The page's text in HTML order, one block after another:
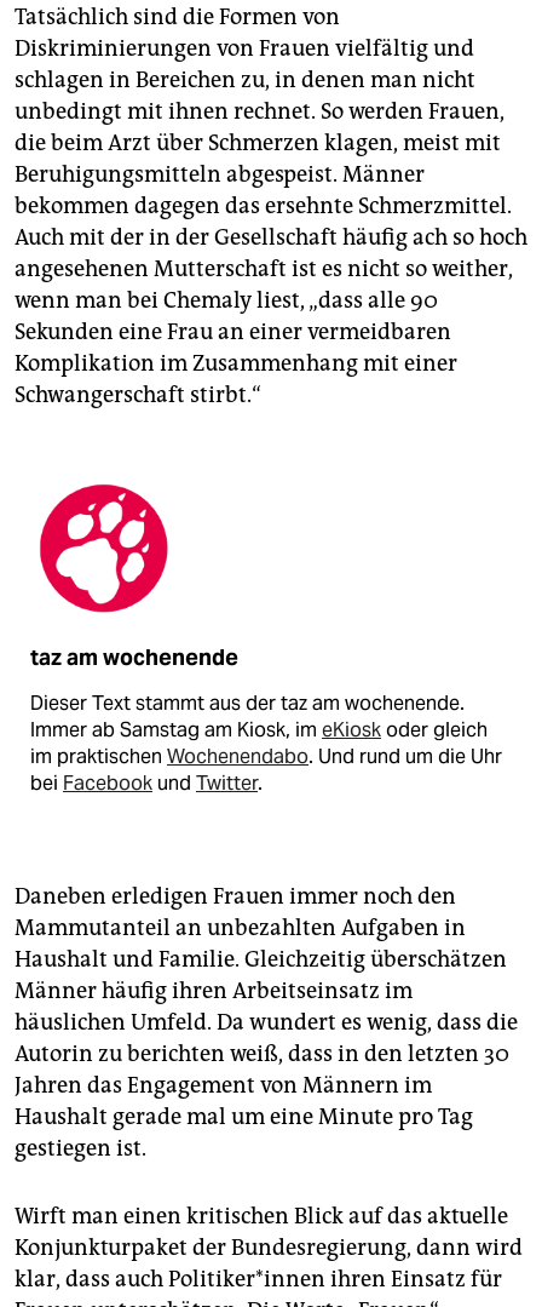
Tatsächlich sind die Formen von
Diskriminierungen von Frauen vielfältig und
schlagen in Bereichen zu, in denen man nicht
unbedingt mit ihnen rechnet. So werden Frauen,
die beim Arzt über Schmerzen klagen, meist mit
Beruhigungsmitteln abgespeist. Männer
bekommen dagegen das ersehnte Schmerzmittel.
Auch mit der in der Gesellschaft häufig ach so hoch
angesehenen Mutterschaft ist es nicht so weither,
wenn man bei Chemaly liest, „dass alle 90
Sekunden eine Frau an einer vermeidbaren
Komplikation im Zusammenhang mit einer
Schwangerschaft stirbt.“
taz am wochenende
Dieser Text stammt aus der taz am wochenende.
Immer ab Samstag am Kiosk, im eKioskoder gleich
im praktischen Wochenendabo. Und rund um die Uhr
bei Facebook und Twitter.
Daneben erledigen Frauen immer noch den
Mammutanteil an unbezahlten Aufgaben in
Haushalt und Familie. Gleichzeitig überschätzen
Männer häufig ihren Arbeitseinsatz im
häuslichen Umfeld. Da wundert es wenig, dass die
Autorin zu berichten weiß, dass in den letzten 30
Jahren das Engagement von Männern im
Haushalt gerade mal um eine Minute pro Tag
gestiegen ist.
Wirft man einen kritischen Blick auf das aktuelle
Konjunkturpaket der Bundesregierung, dann wird
klar, dass auch Politiker*innen ihren Einsatz für